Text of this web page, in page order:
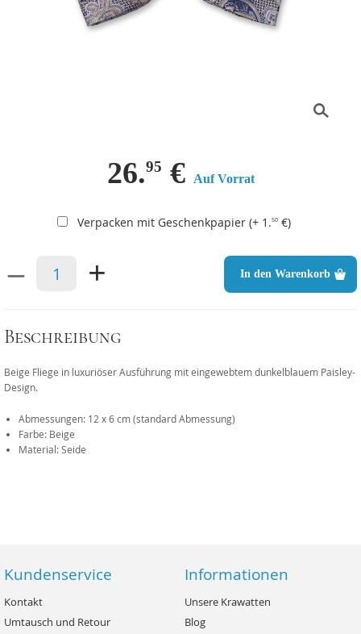
26.95 € Auf Vorrat
Verpacken mit Geschenkpapier (+ 1.50 €)
– + In den Warenkorb
Beschreibung
Beige Fliege in luxuriöser Ausführung mit eingewebtem dunkelblauem Paisley-
Design.
Abmessungen: 12 x 6 cm (standard Abmessung)
Farbe: Beige
Material: Seide
Kundenservice
Kontakt
Umtausch und Retour
Informationen
Unsere Krawatten
Blog